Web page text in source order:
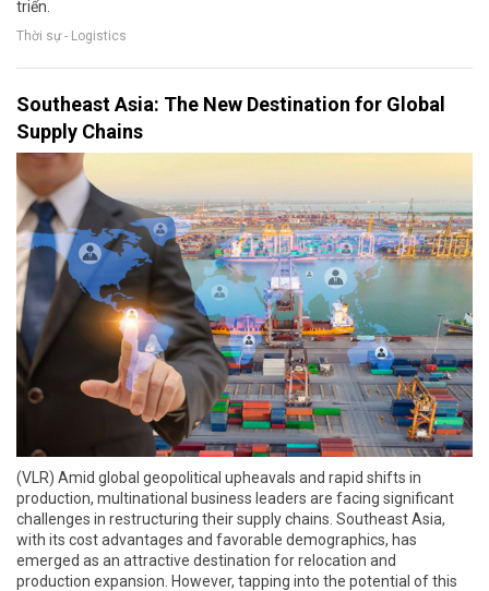
triển.
Thời sự - Logistics
Southeast Asia: The New Destination for Global
Supply Chains
(VLR) Amid global geopolitical upheavals and rapid shifts in
production, multinational business leaders are facing significant
challenges in restructuring their supply chains. Southeast Asia,
with its cost advantages and favorable demographics, has
emerged as an attractive destination for relocation and
production expansion. However, tapping into the potential of this